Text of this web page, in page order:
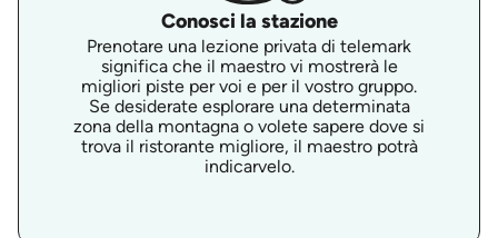
Conosci la stazione
Prenotare una lezione privata di telemark
significa che il maestro vi mostrerà le
migliori piste per voi e per il vostro gruppo.
Se desiderate esplorare una determinata
zona della montagna o volete sapere dove si
trova il ristorante migliore, il maestro potrà
indicarvelo.